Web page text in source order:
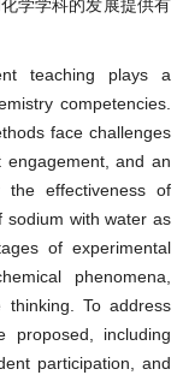
学学科的发展提供有
teaching plays a
competencies.
face challenges
and an
the effectiveness of
sodium with water as
of experimental
phenomena,
thinking. To address
proposed, including
participation, and